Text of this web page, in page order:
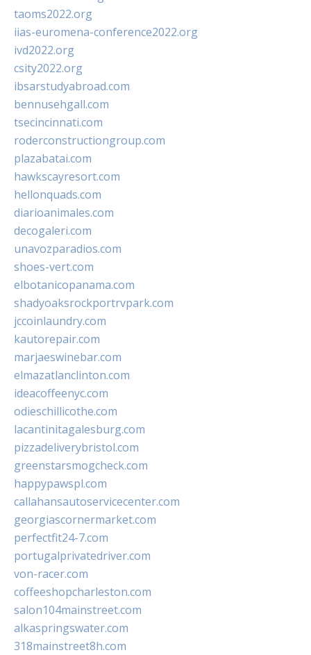
taoms2022.org
iias-euromena-conference2022.org
ivd2022.org
csity2022.org
ibsarstudyabroad.com
bennusehgall.com
tsecincinnati.com
roderconstructiongroup.com
plazabatai.com
hawkscayresort.com
hellonquads.com
diarioanimales.com
decogaleri.com
unavozparadios.com
shoes-vert.com
elbotanicopanama.com
shadyoaksrockportrvpark.com
jccoinlaundry.com
kautorepair.com
marjaeswinebar.com
elmazatlanclinton.com
ideacoffeenyc.com
odieschillicothe.com
lacantinitagalesburg.com
pizzadeliverybristol.com
greenstarsmogcheck.com
happypawspl.com
callahansautoservicecenter.com
georgiascornermarket.com
perfectfit24-7.com
portugalprivatedriver.com
von-racer.com
coffeeshopcharleston.com
salon104mainstreet.com
alkaspringswater.com
318mainstreet8h.com